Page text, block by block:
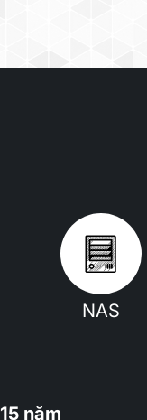
NAS
15 năm